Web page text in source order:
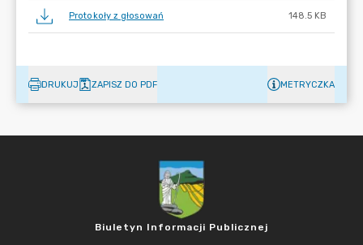
Protokoły z głosowań 148.5 KB
DRUKUJ ZAPISZ DO PDF METRYCZKA
Biuletyn Informacji Publicznej